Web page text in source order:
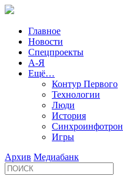
Главное
Новости
Спецпроекты
А-Я
Ещё…
Контур Первого
Технологии
Люди
История
Синхроинфотрон
Игры
Архив Медиабанк